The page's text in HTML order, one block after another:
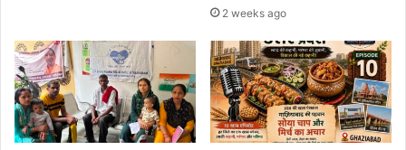
2 weeks ago